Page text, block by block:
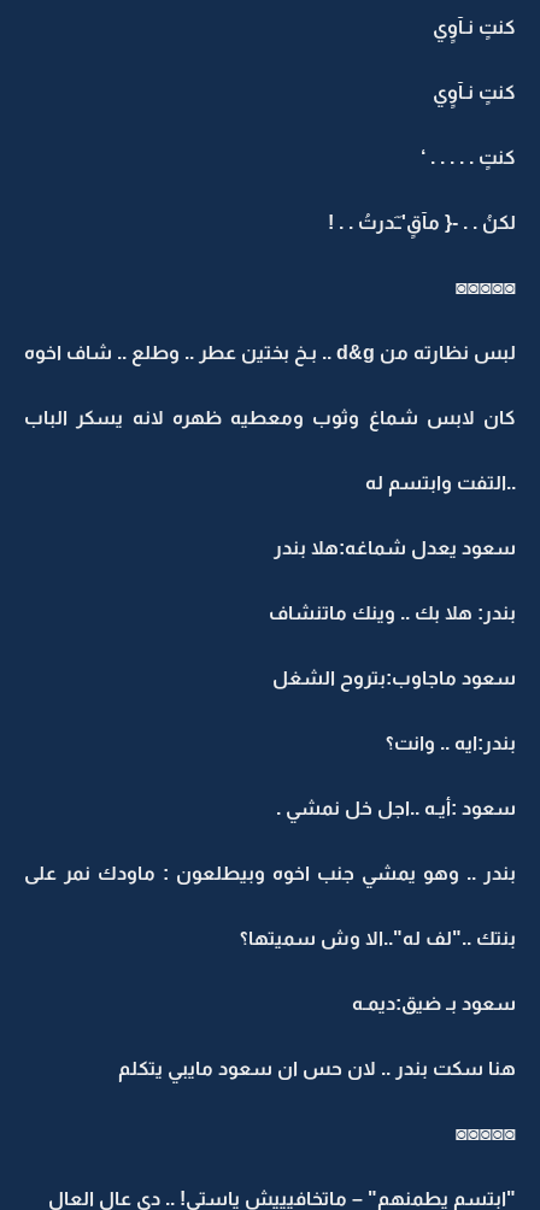
كنتٍ نـآوٍي
كنتٍ نـآوٍي
كنتٍ . . . . . ‘
لكنُ . . -{ مآقٍ'ـَـَدرتُ . . !
◙◙◙◙◙
لبس نظارته من d&g .. بـخ بختين عطر .. وطلع .. شاف اخوه
كان لابس شماغ وثوب ومعطيه ظهره لانه يسكر الباب
..التفت وابتسم له
سعود يعدل شماغه:هلا بندر
بندر: هلا بك .. وينك ماتنشاف
سعود ماجاوب:بتروح الشغل
بندر:ايه .. وانت؟
سعود :أيـه ..اجل خل نمشي .
بندر .. وهو يمشي جنب اخوه وبيطلعون : ماودك نمر على
بنتك .."لف له"..الا وش سميتها؟
سعود بـ ضيق:ديمـه
هنا سكت بندر .. لان حس ان سعود مايبي يتكلم
◙◙◙◙◙
"ابتسم يطمنهم" – ماتخافيييش ياستي! .. دي عال العال